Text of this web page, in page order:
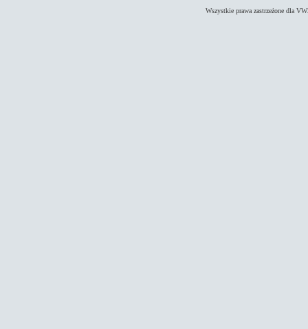
Wszystkie prawa zastrzeżone dla